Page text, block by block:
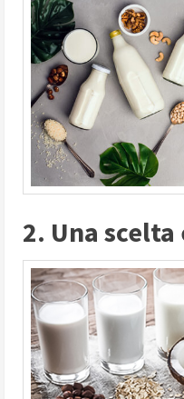
2. Una